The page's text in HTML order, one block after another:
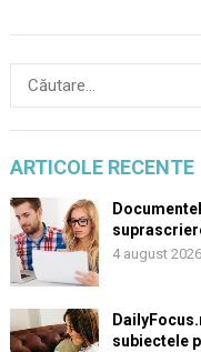
Caută
ARTICOLE RECENTE
4 august 2026
subiectele